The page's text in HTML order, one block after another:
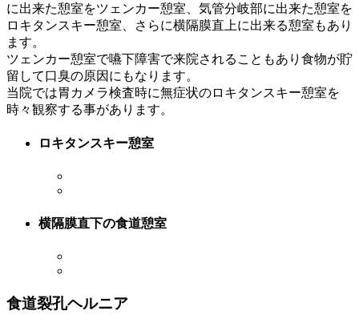
に出来た憩室をツェンカー憩室、気管分岐部に出来た憩室を
ロキタンスキー憩室、さらに横隔膜直上に出来る憩室もあり
ます。
ツェンカー憩室で嚥下障害で来院されることもあり食物が貯
留して口臭の原因にもなります。
当院では胃カメラ検査時に無症状のロキタンスキー憩室を
時々観察する事があります。
ロキタンスキー憩室
横隔膜直下の食道憩室
食道裂孔ヘルニア